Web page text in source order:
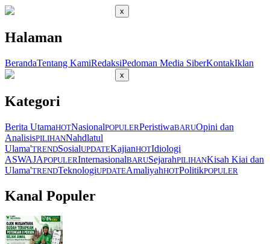
x
Halaman
BerandaTentang KamiRedaksiPedoman Media SiberKontakIklan
x
Kategori
Berita UtamaHOTNasionalPOPULERPeristiwaBARUOpini dan
AnalisisPILIHANNahdlatul
Ulama'TRENDSosialUPDATEKajianHOTIdiologi
ASWAJAPOPULERInternasionalBARUSejarahPILIHANKisah Kiai dan
Ulama'TRENDTeknologiUPDATEAmaliyahHOTPolitikPOPULER
Kanal Populer